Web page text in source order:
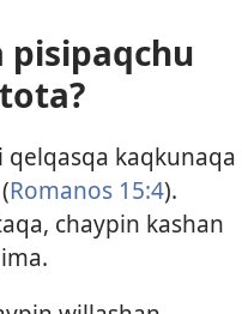
kaqkunaqa
Romanos 15:4).
chaypin kashan